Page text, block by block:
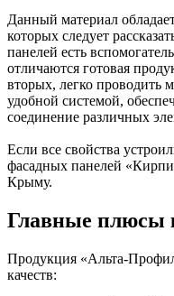
Данный материал
которых следует
панелей есть
отличаются готовая
вторых, легко проводить
удобной системой,
соединение различных
Если все свойства
фасадных панелей
Крыму.
Главные плюсы
Продукция «Альта-
качеств: